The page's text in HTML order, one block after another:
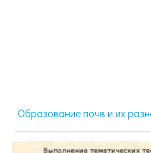
Образование почв и их
87 просмотров